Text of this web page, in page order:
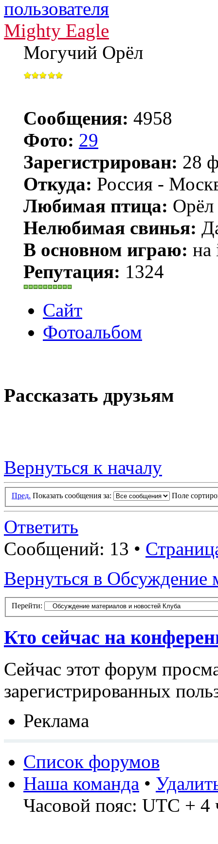
Mighty Eagle
Могучий Орёл
Сообщения: 4958
Фото: 29
Зарегистрирован: 28
Откуда: Россия -
Любимая птица:
Нелюбимая свинья:
В основном играю: на
Репутация: 1324
Сайт
Фотоальбом
Рассказать друзьям
Вернуться к началу
Пред. Показать сообщения за: Поле
Ответить
Сообщений: 13 •
Вернуться в Обсуждение
Перейти:
Кто сейчас на
Сейчас этот форум
зарегистрированных
Реклама
Список форумов
Наша команда •
Часовой пояс: UTC + 4